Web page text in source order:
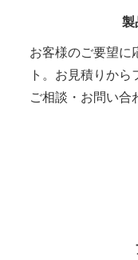
製
お客様のご要望に
ト。お見積りか
ご相談・お問い合